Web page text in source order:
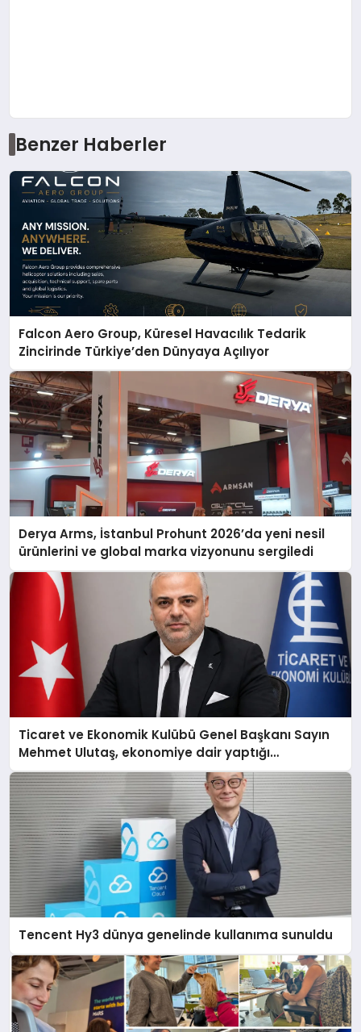
Benzer Haberler
Falcon Aero Group, Küresel Havacılık Tedarik
Zincirinde Türkiye’den Dünyaya Açılıyor
Derya Arms, İstanbul Prohunt 2026’da yeni nesil
ürünlerini ve global marka vizyonunu sergiledi
Ticaret ve Ekonomik Kulübü Genel Başkanı Sayın
Mehmet Ulutaş, ekonomiye dair yaptığı
açıklamada şunları kaydetti:
Tencent Hy3 dünya genelinde kullanıma sunuldu